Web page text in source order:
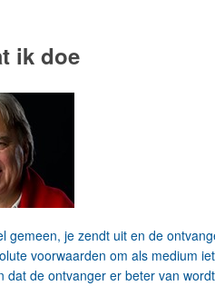
ik doe
gemeen, je zendt uit en de
voorwaarden om als medium
dat de ontvanger er beter van